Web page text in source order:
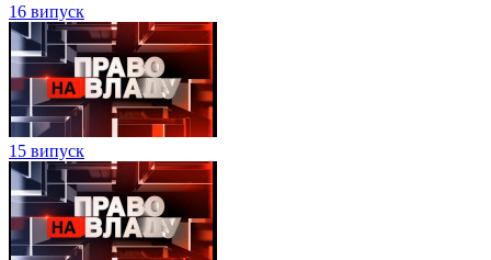
16 випуск
15 випуск